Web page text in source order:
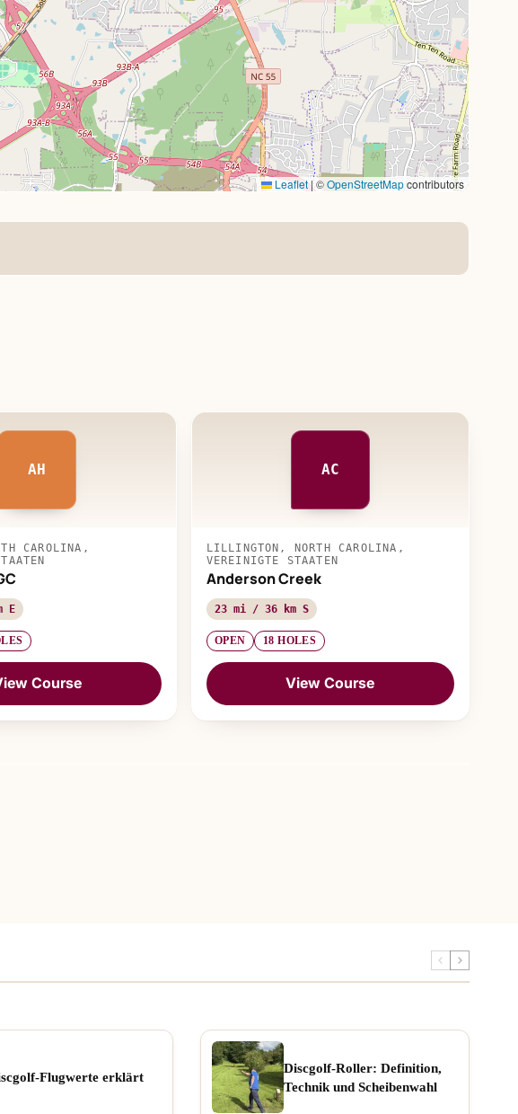
Leaflet|©OpenStreetMapcontributors
AH
CAROLINA,
E
Course
AC
LILLINGTON, NORTH CAROLINA,
VEREINIGTE STAATEN
Anderson Creek
23 mi / 36 km S
OPEN 18 HOLES
View Course
Flugwerte erklärt
Discgolf-Roller: Definition,
Technik und Scheibenwahl